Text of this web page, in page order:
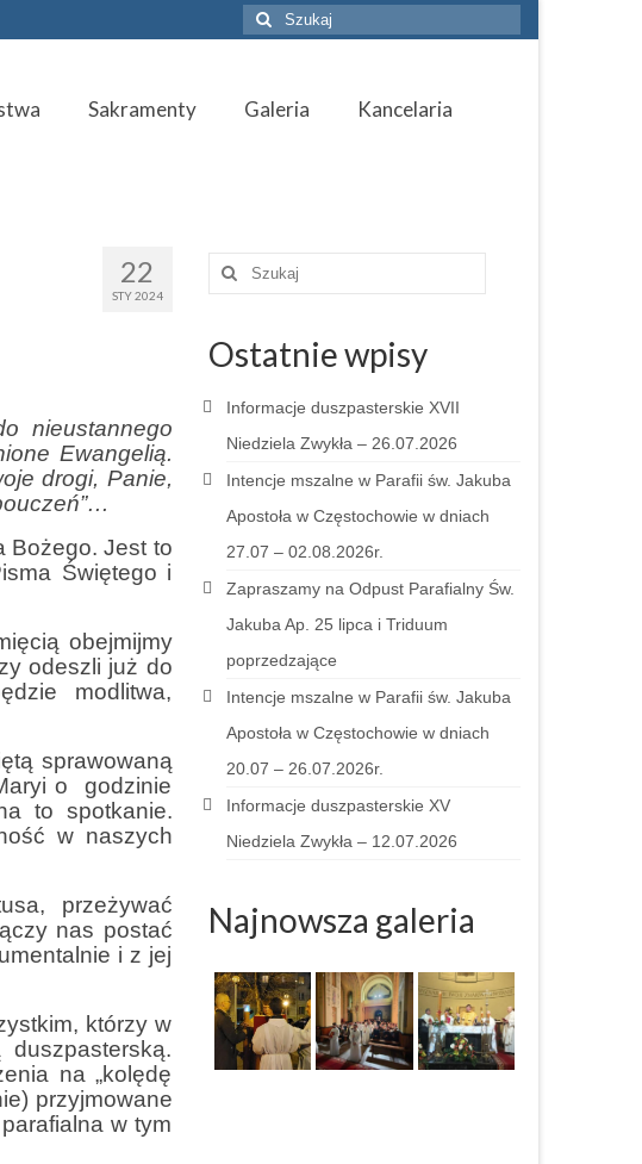
Szuklaj
w:
Sakramenty Galeria
Kancelaria
22
STY 2024
nieustannego
Ewangelią.
drogi, Panie,
Bożego. Jest to
Świętego i
obejmijmy
odeszli już do
modlitwa,
sprawowaną
o godzinie
to spotkanie.
w naszych
przeżywać
nas postać
i z jej
którzy w
na „kolędę
przyjmowane
w tym
Szuklaj
Ostatnie wpisy
Informacje duszpasterskie XVII
Niedziela Zwykła – 26.07.2026
Intencje mszalne w Parafii św. Jakuba
Apostoła w Częstochowie w dniach
27.07 – 02.08.2026r.
Zapraszamy na Odpust Parafialny Św.
Jakuba Ap. 25 lipca i Triduum
poprzedzające
Intencje mszalne w Parafii św. Jakuba
Apostoła w Częstochowie w dniach
20.07 – 26.07.2026r.
Informacje duszpasterskie XV
Niedziela Zwykła – 12.07.2026
Najnowsza galeria